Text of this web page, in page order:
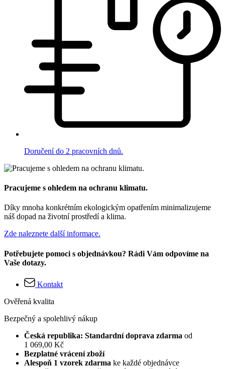
Doručení do 2 pracovních dnů.
Pracujeme s ohledem na ochranu klimatu.
Díky mnoha konkrétním ekologickým opatřením minimalizujeme
náš dopad na životní prostředí a klima.
Zde naleznete další informace.
Potřebujete pomoci s objednávkou? Rádi Vám odpovíme na
Vaše dotazy.
Kontakt
Ověřená kvalita
Bezpečný a spolehlivý nákup
Česká republika: Standardní doprava zdarma od
1 069,00 Kč
Bezplatné vrácení zboží
Alespoň 1 vzorek zdarma ke každé objednávce